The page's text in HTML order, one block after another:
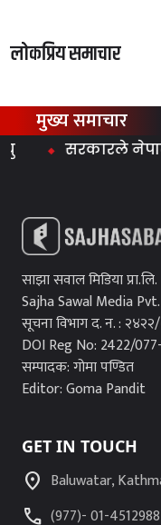
लोकप्रिय समाचार
मुख्य समाचार
सरकारले नेपाली
साझा सवाल मिडिया प्रा.लि.
Sajha Sawal Media
सूचना विभाग द. न. :
DOI Reg No: 2422/
सम्पादक: गोमा पण्डित
Editor: Goma Pandit
GET IN TOUCH
location_on Baluwatar,
call (977)- 01-4512988